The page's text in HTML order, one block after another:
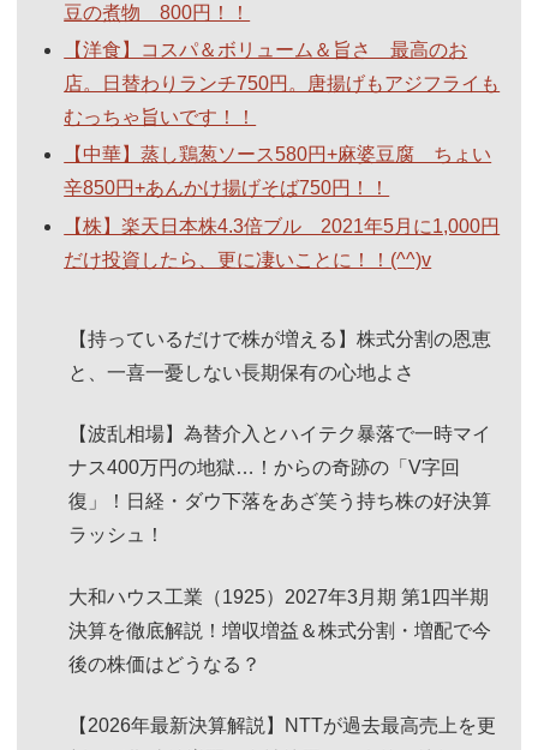
豆の煮物 800円！！
【洋食】コスパ＆ボリューム＆旨さ 最高のお
店。日替わりランチ750円。唐揚げもアジフライも
むっちゃ旨いです！！
【中華】蒸し鶏葱ソース580円+麻婆豆腐 ちょい
辛850円+あんかけ揚げそば750円！！
【株】楽天日本株4.3倍ブル 2021年5月に1,000円
だけ投資したら、更に凄いことに！！(^^)v
【持っているだけで株が増える】株式分割の恩恵
と、一喜一憂しない長期保有の心地よさ
【波乱相場】為替介入とハイテク暴落で一時マイ
ナス400万円の地獄…！からの奇跡の「V字回
復」！日経・ダウ下落をあざ笑う持ち株の好決算
ラッシュ！
大和ハウス工業（1925）2027年3月期 第1四半期
決算を徹底解説！増収増益＆株式分割・増配で今
後の株価はどうなる？
【2026年最新決算解説】NTTが過去最高売上を更